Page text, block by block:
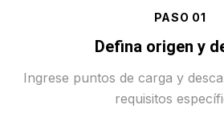
PASO 01
Defina origen y
Ingrese puntos de carga y
requisitos